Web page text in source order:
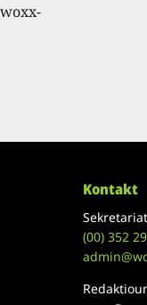
Kontakt
(00)352